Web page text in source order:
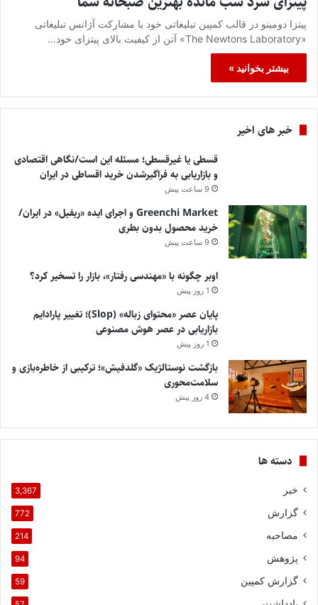
پیتزا دومینو در قالب کمپین تبلیغاتی خود با مشارکت آژانس تبلیغاتی
«The Newtons Laboratory» آتن از کیفیت بالای پیتزای خود…
بیشتر بخوانید »
خبر های اخیر
قسطی یا غیرقسطی؛ مسئله این است/نگاهی اقتصادی
و بازاریابی به فراگیرشدن خرید اقساطی در ایران
9 ساعت پیش
Greenchi Market و اجرای ایده «ریفیل» در ایران/
خرید محصول بدون بطری
9 ساعت پیش
اوبر چگونه با «مهندسی رفتار»، بازار را تسخیر کرد؟
1 روز پیش
پایان عصر «محتوای زباله» (Slop)؛ تغییر پارادایم
بازاریابی در عصر هوش مصنوعی
1 روز پیش
بازگشت نوستالژیک «گلدفیش»؛ ترکیبی از خاطره‌بازی و
سلامت‌محوری
4 روز پیش
دسته ها
خبر 3,367
گزارش 772
مصاحبه 214
پژوهش 94
گزارش کمپین 59